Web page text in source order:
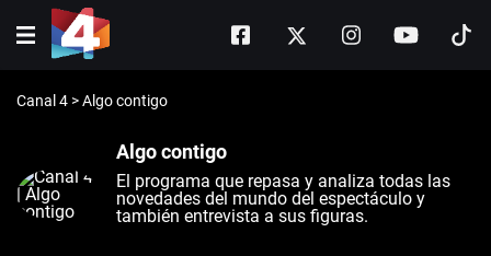
Canal 4 >Algo contigo
Algo contigo
El programa que repasa y analiza todas las
novedades del mundo del espectáculo y
también entrevista a sus figuras.